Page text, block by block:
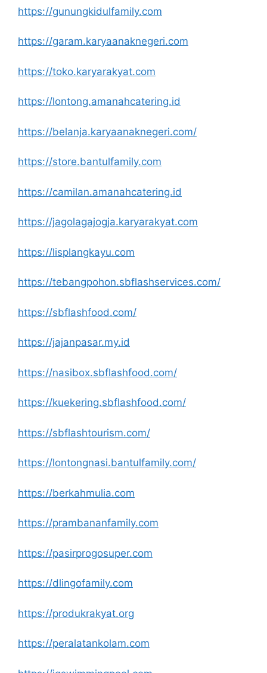
https://gunungkidulfamily.com
https://garam.karyaanaknegeri.com
https://toko.karyarakyat.com
https://lontong.amanahcatering.id
https://belanja.karyaanaknegeri.com/
https://store.bantulfamily.com
https://camilan.amanahcatering.id
https://jagolagajogja.karyarakyat.com
https://lisplangkayu.com
https://tebangpohon.sbflashservices.com/
https://sbflashfood.com/
https://jajanpasar.my.id
https://nasibox.sbflashfood.com/
https://kuekering.sbflashfood.com/
https://sbflashtourism.com/
https://lontongnasi.bantulfamily.com/
https://berkahmulia.com
https://prambananfamily.com
https://pasirprogosuper.com
https://dlingofamily.com
https://produkrakyat.org
https://peralatankolam.com